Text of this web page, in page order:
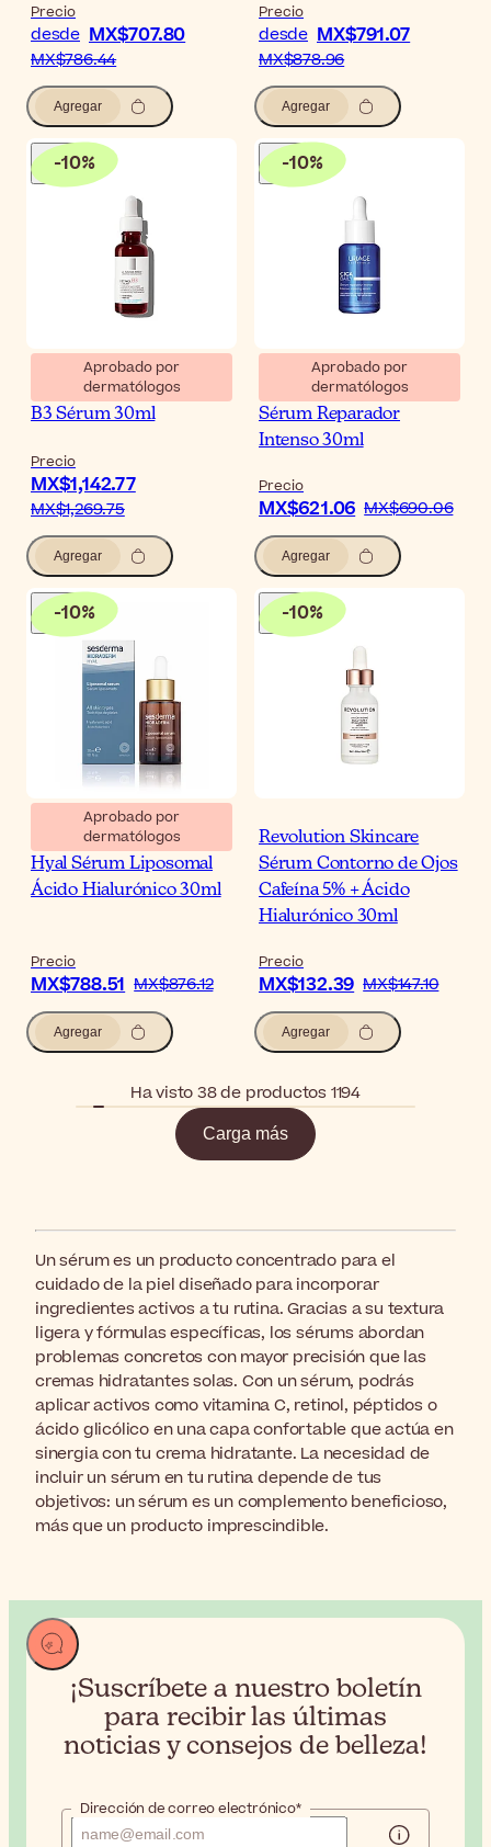
Precio
desde MX$707.80
MX$786.44
Agregar
Precio
desde MX$791.07
MX$878.96
Agregar
-10%
Aprobado por
dermatólogos
La Roche-Posay Retinol
B3 Sérum 30ml
Precio
MX$1,142.77
MX$1,269.75
Agregar
-10%
Aprobado por
dermatólogos
Uriage CICA Daily
Sérum Reparador
Intenso 30ml
Precio
MX$621.06 MX$690.06
Agregar
-10%
Aprobado por
dermatólogos
Sesderma Hidraderm
Hyal Sérum Liposomal
Ácido Hialurónico 30ml
Precio
MX$788.51 MX$876.12
Agregar
-10%
Revolution Skincare
Sérum Contorno de Ojos
Cafeína 5% + Ácido
Hialurónico 30ml
Precio
MX$132.39 MX$147.10
Agregar
Ha visto 38 de productos 1194
Carga más
Un sérum es un producto concentrado para el
cuidado de la piel diseñado para incorporar
ingredientes activos a tu rutina. Gracias a su textura
ligera y fórmulas específicas, los sérums abordan
problemas concretos con mayor precisión que las
cremas hidratantes solas. Con un sérum, podrás
aplicar activos como vitamina C, retinol, péptidos o
ácido glicólico en una capa confortable que actúa en
sinergia con tu crema hidratante. La necesidad de
incluir un sérum en tu rutina depende de tus
objetivos: un sérum es un complemento beneficioso,
más que un producto imprescindible.
¡Suscríbete a nuestro boletín
para recibir las últimas
noticias y consejos de belleza!
Dirección de correo electrónico*